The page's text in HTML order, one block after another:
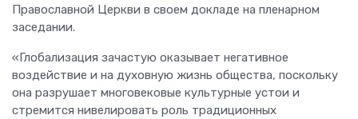
Православной Церкви в своем докладе на пленарном
заседании.
«Глобализация зачастую оказывает негативное
воздействие и на духовную жизнь общества, поскольку
она разрушает многовековые культурные устои и
стремится нивелировать роль традиционных